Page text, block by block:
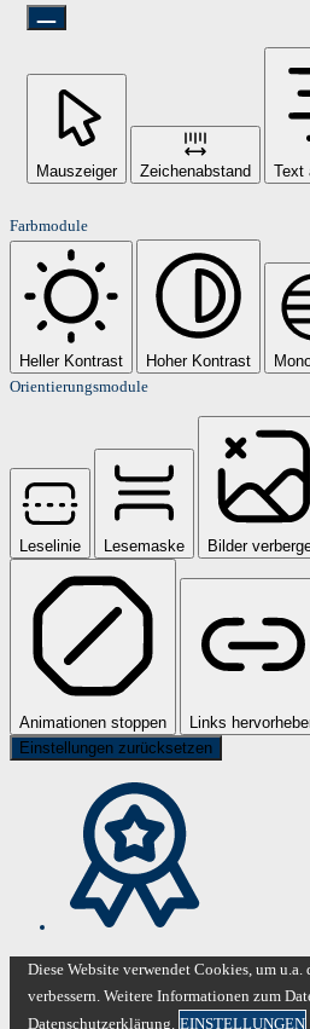
Mauszeiger Zeichenabstand Text
Farbmodule
Heller Kontrast Hoher Kontrast
Orientierungsmodule
Leselinie Lesemaske Bilder
Animationen stoppen
Links
Einstellungen zurücksetzen
Diese Website verwendet Cookies, um
verbessern. Weitere Informationen zum
Datenschutzerklärung. EINSTELLUNGEN